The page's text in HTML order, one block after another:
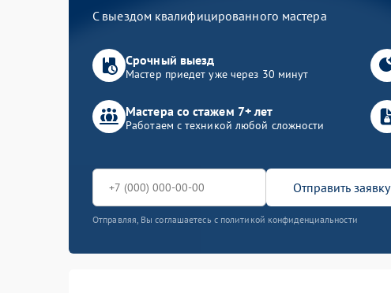
С выездом квалифицированного мастера
Срочный выезд
Мастер приедет уже через 30 минут
Мастера со стажем 7+ лет
Работаем с техникой любой сложности
Отправить заявку
Отправляя, Вы соглашаетесь с политикой конфиденциальности